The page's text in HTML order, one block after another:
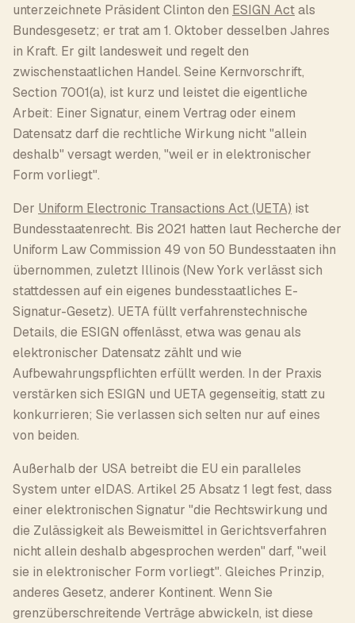
unterzeichnete Präsident Clinton den ESIGN Actals
Bundesgesetz; er trat am 1. Oktober desselben Jahres
in Kraft. Er gilt landesweit und regelt den
zwischenstaatlichen Handel. Seine Kernvorschrift,
Section 7001(a), ist kurz und leistet die eigentliche
Arbeit: Einer Signatur, einem Vertrag oder einem
Datensatz darf die rechtliche Wirkung nicht "allein
deshalb" versagt werden, "weil er in elektronischer
Form vorliegt".
Der Uniform Electronic Transactions Act (UETA) ist
Bundesstaatenrecht. Bis 2021 hatten laut Recherche der
Uniform Law Commission 49 von 50 Bundesstaaten ihn
übernommen, zuletzt Illinois (New York verlässt sich
stattdessen auf ein eigenes bundesstaatliches E-
Signatur-Gesetz). UETA füllt verfahrenstechnische
Details, die ESIGN offenlässt, etwa was genau als
elektronischer Datensatz zählt und wie
Aufbewahrungspflichten erfüllt werden. In der Praxis
verstärken sich ESIGN und UETA gegenseitig, statt zu
konkurrieren; Sie verlassen sich selten nur auf eines
von beiden.
Außerhalb der USA betreibt die EU ein paralleles
System unter eIDAS. Artikel 25 Absatz 1 legt fest, dass
einer elektronischen Signatur "die Rechtswirkung und
die Zulässigkeit als Beweismittel in Gerichtsverfahren
nicht allein deshalb abgesprochen werden" darf, "weil
sie in elektronischer Form vorliegt". Gleiches Prinzip,
anderes Gesetz, anderer Kontinent. Wenn Sie
grenzüberschreitende Verträge abwickeln, ist diese